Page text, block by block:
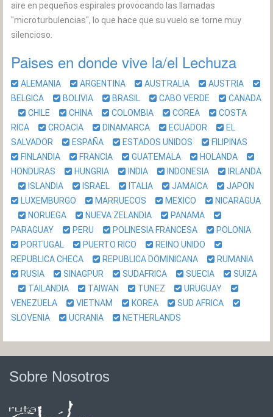
aire en pequeños espirales provocando las llamadas
"microturbulencias", lo que hace que su vuelo se torne muy
silencioso.
Paises en donde vive la/el Lechuza
ALEMANIA ARGENTINA AUSTRALIA
AUSTRIA
BELGICA
BOLIVIA BRASIL CABO VERDE
CANADA
CHILE
CHINA COLOMBIA COREA
COSTA
RICA
CROACIA DINAMARCA ECUADOR
EL
SALVADOR
ESPAÑA ESTADOS UNIDOS
FILIPINAS
FINLANDIA
FRANCIA GUATEMALA
HOLANDA
HONDURAS
HUNGRIA INDIA INDONESIA
IRLANDA
ISLANDIA
ISRAEL ITALIA JAMAICA
JAPON
LUXEMBURGO
MARRUECOS MEXICO
NICARAGUA
NORUEGA
NUEVA ZELANDIA
PANAMA
PARAGUAY
PERU POLINESIA FRANCESA
POLONIA
PORTUGAL
PUERTO RICO
REINO UNIDO
REPUBLICA CHECA
REPUBLICA DOMINICANA
RUMANIA
RUSIA
SINAGPUR SUDAFRICA SUECIA
SUIZA
TAILANDIA
TAIWAN TUNEZ
URUGUAY
VENEZUELA
VIETNAM KOREA
SUD AFRICA
SLOVENIA
UCRANIA NETHERLANDS
Sobre Nosotros